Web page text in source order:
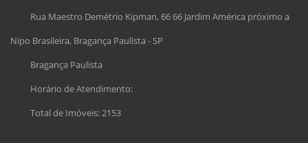
Rua Maestro Demétrio Kipman, 66 66 Jardim América próximo a
Nipo Brasileira, Bragança Paulista - SP
Bragança Paulista
Horário de Atendimento:
Total de Imóveis: 2153